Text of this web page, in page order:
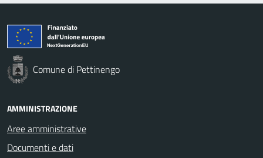
Comune di Pettinengo
AMMINISTRAZIONE
Aree amministrative
Documenti e dati